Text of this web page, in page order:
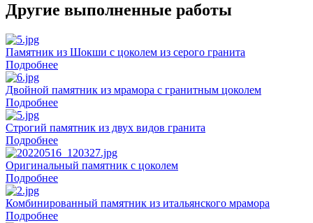
Другие выполненные работы
Памятник из Шокши с цоколем из серого гранита
Подробнее
Двойной памятник из мрамора с гранитным цоколем
Подробнее
Строгий памятник из двух видов гранита
Подробнее
Оригинальный памятник с цоколем
Подробнее
Комбинированный памятник из итальянского мрамора
Подробнее